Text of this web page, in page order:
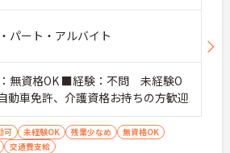
パート・アルバイト
無資格OK ■経験：不問 未経験O
動車免許、介護資格お持ちの方歓迎
可 未経験OK 残業少なめ
無資格OK
交通費支給